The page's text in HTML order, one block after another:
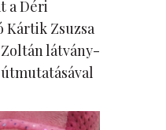
a Déri
Kártik Zsuzsa
látvány-